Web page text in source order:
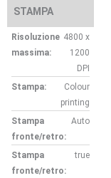
STAMPA
Risoluzione
massima:
4800 x
1200
DPI
Stampa:
Colour
printing
Stampa
fronte/retro:
Auto
Stampa
fronte/retro:
true